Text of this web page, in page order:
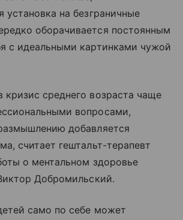
установка на безграничные
оборачивается постоянным
с идеальными картинками чужой
среднего возраста чаще
вопросами,
добавляется
считает гештальт-терапевт
о ментальном здоровье
Добромильский.
само по себе может